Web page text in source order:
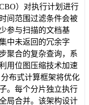
）对执行计划进行
间范围过滤条件会被
参与扫描的文档基
中未返回的冗余字
聚合的复杂查询，系
用位图压缩技术加速
布式计算框架将优化
。每个分片独立执行
局合并。该架构设计